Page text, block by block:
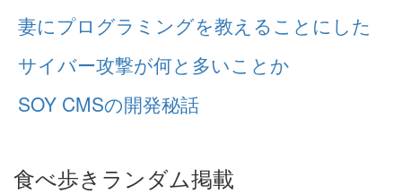
妻にプログラミングを教えることにした
サイバー攻撃が何と多いことか
SOY CMSの開発秘話
食べ歩きランダム掲載